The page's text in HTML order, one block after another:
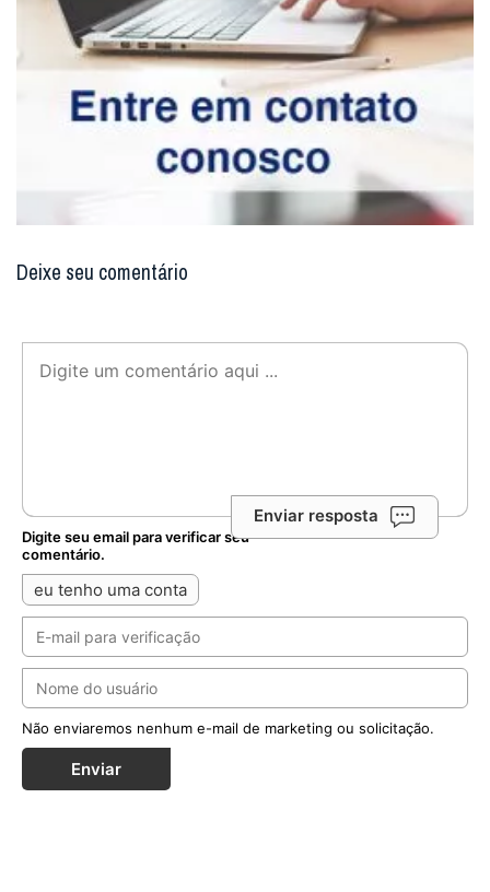
Deixe seu comentário
Enviar resposta
Digite seu email para verificar seu
comentário.
eu tenho uma conta
Não enviaremos nenhum e-mail de marketing ou solicitação.
Enviar